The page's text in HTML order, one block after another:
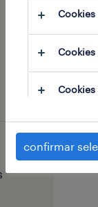
confirmar